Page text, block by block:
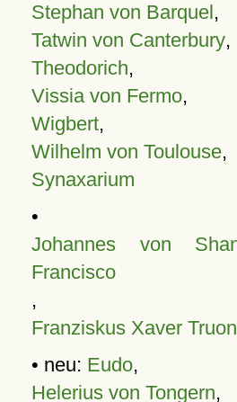
Stephan von Barquel,
Tatwin von Canterbury,
Theodorich,
Vissia von Fermo,
Wigbert,
Wilhelm von Toulouse,
Synaxarium
•
Johannes von
Francisco
,
Franziskus Xaver
• neu: Eudo,
Helerius von Tongern,